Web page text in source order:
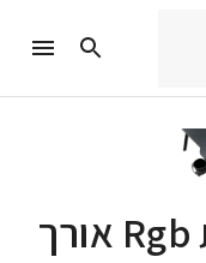
שולחן גיימינג תאורת Rgb אורך